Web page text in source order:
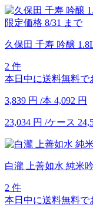
限定価格 8/31 まで
久保田 千寿 吟醸
2 件
本日中に送料無料で
3,839 円 /本 4,092 円
23,034 円 /ケース
白瀧 上善如水 純米
2 件
本日中に送料無料で